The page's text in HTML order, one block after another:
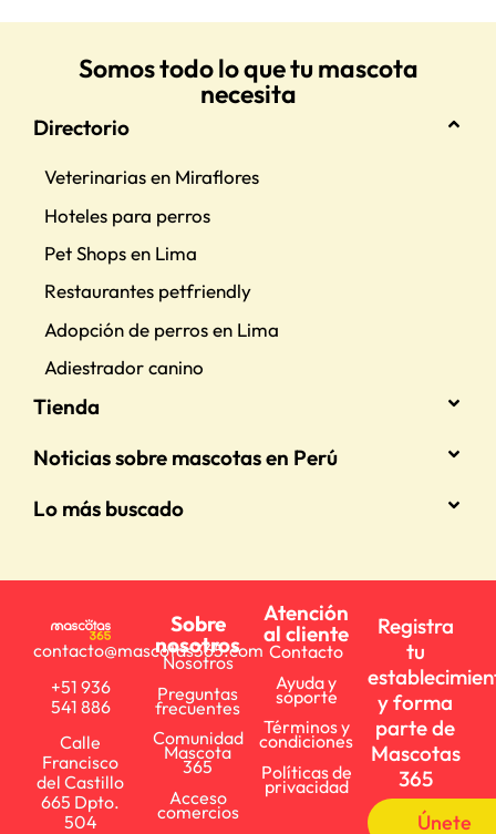
Somos todo lo que tu mascota
necesita
Directorio
Veterinarias en Miraflores
Hoteles para perros
Pet Shops en Lima
Restaurantes petfriendly
Adopción de perros en Lima
Adiestrador canino
Tienda
Noticias sobre mascotas en Perú
Lo más buscado
contacto@mascotas365.com
+51 936
541 886
Calle
Francisco
del Castillo
665 Dpto.
504
Sobre
nosotros
Nosotros
Preguntas
frecuentes
Comunidad
Mascota
365
Acceso
comercios
Atención
al cliente
Contacto
Ayuda y
soporte
Términos y
condiciones
Políticas de
privacidad
Registra
tu
y forma
parte de
Mascotas
365
Únete